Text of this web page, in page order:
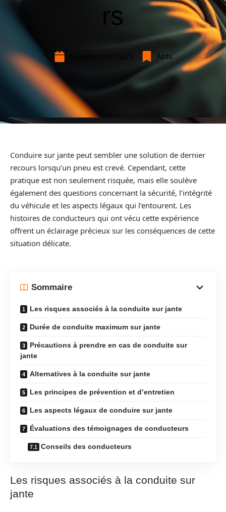
rs
Actu
Conduire sur jante peut sembler une solution de dernier
recours lorsqu’un pneu est crevé. Cependant, cette
pratique est non seulement risquée, mais elle soulève
également des questions concernant la sécurité, l’intégrité
du véhicule et les aspects légaux qui l’entourent. Les
histoires de conducteurs qui ont vécu cette expérience
offrent un éclairage précieux sur les conséquences de cette
situation délicate.
Sommaire
Les risques associés à la conduite sur jante
Durée de conduite maximum sur jante
Précautions à prendre en cas de conduite sur
jante
Alternatives à la conduite sur jante
Les principes de prévention et d’entretien
Les aspects légaux de conduire sur jante
Évaluations des témoignages de conducteurs
Conseils des conducteurs
Les risques associés à la conduite sur
jante